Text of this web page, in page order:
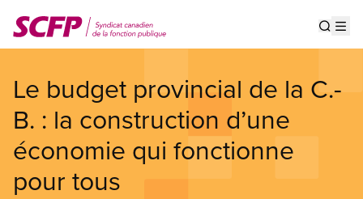
au
contenu
Le budget provincial de la C.-
B. : la construction d’une
économie qui fonctionne
pour tous